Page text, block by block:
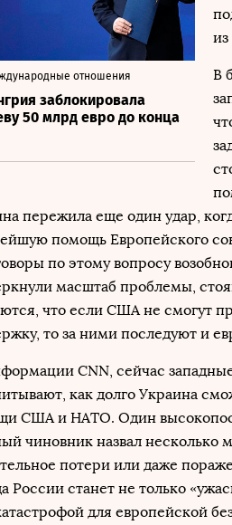
заблокировала
50 млрд евро до конца
отношения
В
пережила еще один удар,
помощь Европейского
по этому вопросу
масштаб проблемы,
что если США не смогут
то за ними последуют и
CNN, сейчас
как долго Украина
США и НАТО. Один
чиновник назвал несколько
потери или даже
России станет не только
для европейской